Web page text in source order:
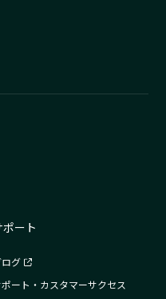
ポート
ログ
ート・カスタマーサクセス